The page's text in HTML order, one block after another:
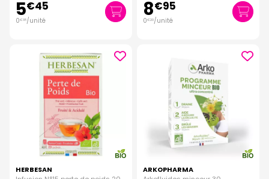
5€45
0€ 18/unité 8€95
0€20/unité
HERBESAN
ARKOPHARMA